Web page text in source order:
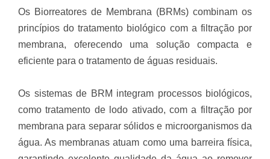
Os Biorreatores de Membrana (BRMs) combinam os
princípios do tratamento biológico com a filtração por
membrana, oferecendo uma solução compacta e
eficiente para o tratamento de águas residuais.
Os sistemas de BRM integram processos biológicos,
como tratamento de lodo ativado, com a filtração por
membrana para separar sólidos e microorganismos da
água. As membranas atuam como uma barreira física,